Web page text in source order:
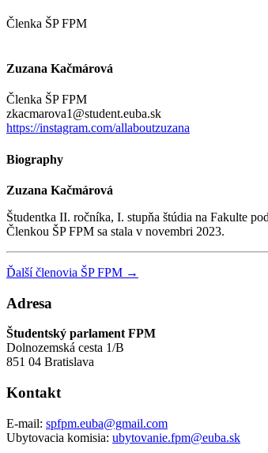
Členka ŠP FPM
Zuzana Kačmárová
Členka ŠP FPM
zkacmarova1@student.euba.sk
https://instagram.com/allaboutzuzana
Biography
Zuzana Kačmárová
Študentka II. ročníka, I. stupňa štúdia na Fakulte
Členkou ŠP FPM sa stala v novembri 2023.
Ďalší členovia ŠP FPM →
Adresa
Študentský parlament FPM
Dolnozemská cesta 1/B
851 04 Bratislava
Kontakt
E-mail: spfpm.euba@gmail.com
Ubytovacia komisia: ubytovanie.fpm@euba.sk